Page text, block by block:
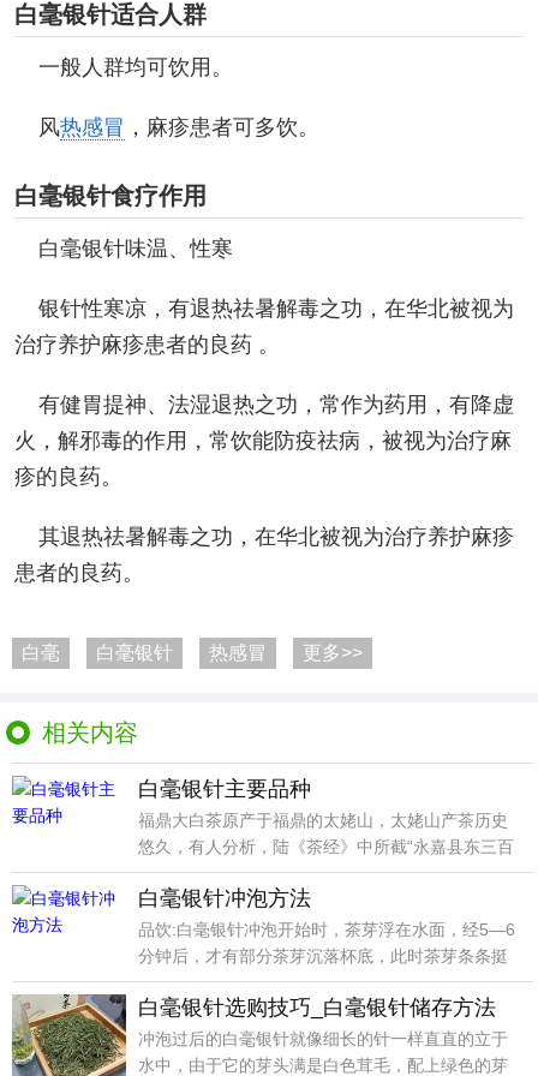
白毫银针适合人群
一般人群均可饮用。
风热感冒 ，麻疹患者可多饮。
白毫银针食疗作用
白毫银针味温、性寒
银针性寒凉，有退热祛暑解毒之功，在华北被视为
治疗养护麻疹患者的良药 。
有健胃提神、法湿退热之功，常作为药用，有降虚
火，解邪毒的作用，常饮能防疫祛病，被视为治疗麻
疹的良药。
其退热祛暑解毒之功，在华北被视为治疗养护麻疹
患者的良药。
白毫 白毫银针 热感冒 更多>>
相关内容
白毫银针主要品种
福鼎大白茶原产于福鼎的太姥山，太姥山产茶历史
悠久，有人分析，陆《茶经》中所截“永嘉县东三百
里有白茶山
白毫银针冲泡方法
品饮:白毫银针冲泡开始时，茶芽浮在水面，经5—6
分钟后，才有部分茶芽沉落杯底，此时茶芽条条挺
立，上下
白毫银针选购技巧_白毫银针储存方法
冲泡过后的白毫银针就像细长的针一样直直的立于
水中，由于它的芽头满是白色茸毛，配上绿色的芽